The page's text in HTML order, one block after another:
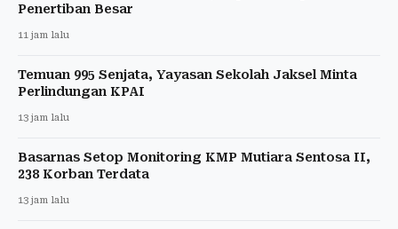
Penertiban Besar
11 jam lalu
Temuan 995 Senjata, Yayasan Sekolah Jaksel Minta
Perlindungan KPAI
13 jam lalu
Basarnas Setop Monitoring KMP Mutiara Sentosa II,
238 Korban Terdata
13 jam lalu